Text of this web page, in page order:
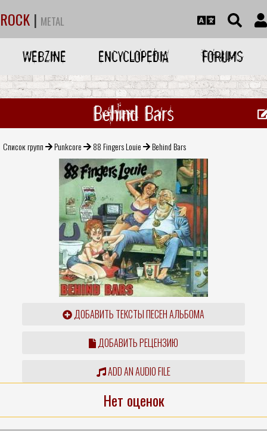
ROCK | METAL
WEBZINE ENCYCLOPEDIA FORUMS
Behind Bars
Список групп Punkcore 88 Fingers Louie Behind Bars
ДОБАВИТЬ ТЕКСТЫ ПЕСЕН АЛЬБОМА
ДОБАВИТЬ РЕЦЕНЗИЮ
ADD AN AUDIO FILE
Нет оценок